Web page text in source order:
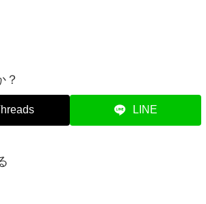
？
LINE